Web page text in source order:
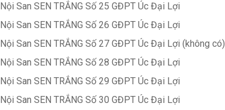
Nội San SEN TRẮNG Số 25 GĐPT Úc Đại Lợi
Nội San SEN TRẮNG Số 26 GĐPT Úc Đại Lợi
Nội San SEN TRẮNG Số 27 GĐPT Úc Đại Lợi (không có)
Nội San SEN TRẮNG Số 28 GĐPT Úc Đại Lợi
Nội San SEN TRẮNG Số 29 GĐPT Úc Đại Lợi
Nội San SEN TRẮNG Số 30 GĐPT Úc Đại Lợi